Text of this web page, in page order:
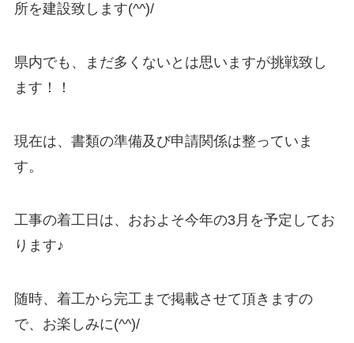
所を建設致します(^^)/
県内でも、まだ多くないとは思いますが挑戦致し
ます！！
現在は、書類の準備及び申請関係は整っていま
す。
工事の着工日は、おおよそ今年の3月を予定してお
ります♪
随時、着工から完工まで掲載させて頂きますの
で、お楽しみに(^^)/